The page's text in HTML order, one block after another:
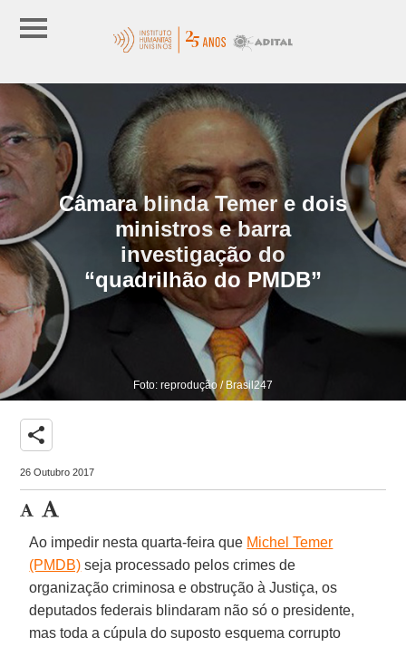
Câmara blinda Temer e dois
ministros e barra
investigação do
“quadrilhão do PMDB”
Foto: reprodução / Brasil247
share
26 Outubro 2017
Ao impedir nesta quarta-feira que Michel Temer
(PMDB) seja processado pelos crimes de
organização criminosa e obstrução à Justiça, os
deputados federais blindaram não só o presidente,
mas toda a cúpula do suposto esquema corrupto